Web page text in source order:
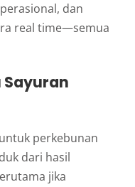
dan
real time—semua
Sayuran
perkebunan
dari hasil
jika